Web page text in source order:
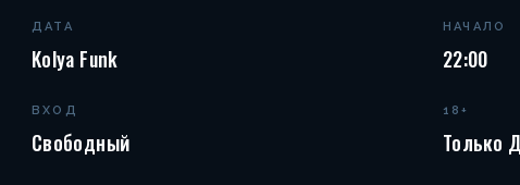
ДАТА
Kolya Funk
НАЧАЛО
22:00
ВХОД
Свободный
18+
Только